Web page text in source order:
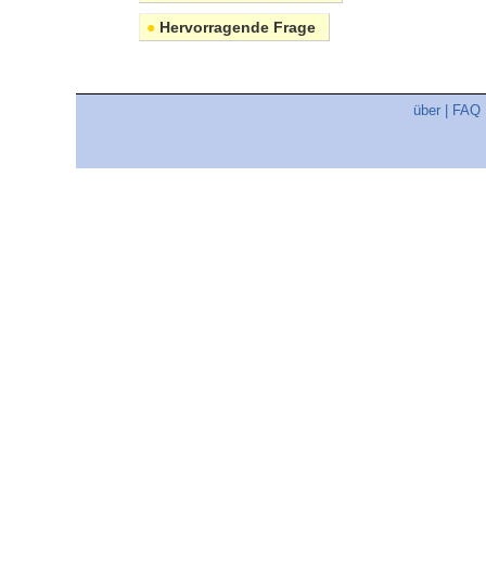
● Hervorragende Frage
über FAQ